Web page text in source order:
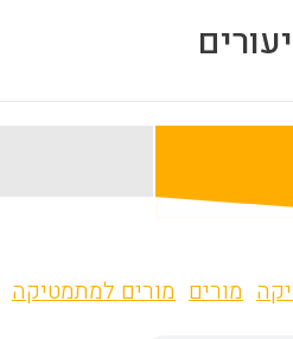
מורים מורים למתמטיקה